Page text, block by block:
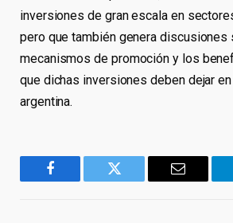
inversiones de gran escala en
pero que también genera discusiones
mecanismos de promoción y los
que dichas inversiones deben dejar
argentina.
Facebook Twitter Email